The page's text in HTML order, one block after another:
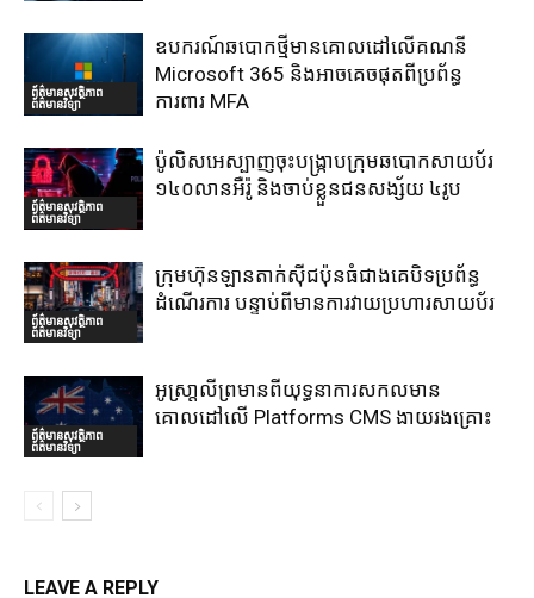
ព័ត៌មានសុវត្ថិភាព
ព័ត៌មានវិទ្យា
ឧបករណ៍ឆបោកថ្មីមានគោលដៅលើគណនី
Microsoft 365 និងអាចគេចផុតពីប្រព័ន្ធ
ការពារ MFA
ព័ត៌មានសុវត្ថិភាព
ព័ត៌មានវិទ្យា
ប៉ូលិសអេស្បាញចុះបង្រ្កាបក្រុមឆបោកសាយប័រ
១៤០លានអឺរ៉ូ និងចាប់ខ្លួនជនសង្ស័យ ៤រូប
ព័ត៌មានសុវត្ថិភាព
ព័ត៌មានវិទ្យា
ក្រុមហ៊ុនឡានតាក់ស៊ីជប៉ុនធំជាងគេបិទប្រព័ន្ធ
ដំណើរការ បន្ទាប់ពីមានការវាយប្រហារសាយប័រ
ព័ត៌មានសុវត្ថិភាព
ព័ត៌មានវិទ្យា
អូស្រា្តលីព្រមានពីយុទ្ធនាការសកលមាន
គោលដៅលើ Platforms CMS ងាយរងគ្រោះ
LEAVE A REPLY